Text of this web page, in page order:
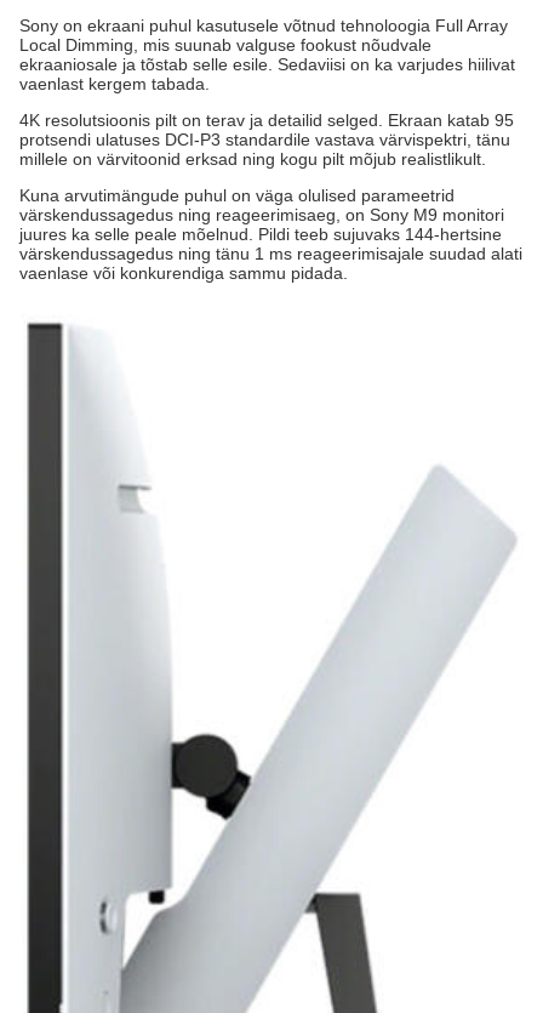
Sony on ekraani puhul kasutusele võtnud tehnoloogia Full Array
Local Dimming, mis suunab valguse fookust nõudvale
ekraaniosale ja tõstab selle esile. Sedaviisi on ka varjudes hiilivat
vaenlast kergem tabada.
4K resolutsioonis pilt on terav ja detailid selged. Ekraan katab 95
protsendi ulatuses DCI-P3 standardile vastava värvispektri, tänu
millele on värvitoonid erksad ning kogu pilt mõjub realistlikult.
Kuna arvutimängude puhul on väga olulised parameetrid
värskendussagedus ning reageerimisaeg, on Sony M9 monitori
juures ka selle peale mõelnud. Pildi teeb sujuvaks 144-hertsine
värskendussagedus ning tänu 1 ms reageerimisajale suudad alati
vaenlase või konkurendiga sammu pidada.